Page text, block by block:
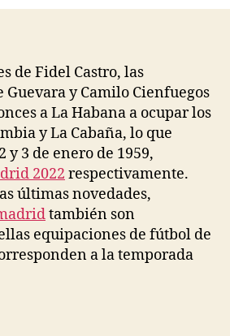
de Fidel Castro, las
Guevara y Camilo Cienfuegos
a La Habana a ocupar los
y La Cabaña, lo que
y 3 de enero de 1959,
2022 respectivamente.
últimas novedades,
también son
equipaciones de fútbol de
a la temporada